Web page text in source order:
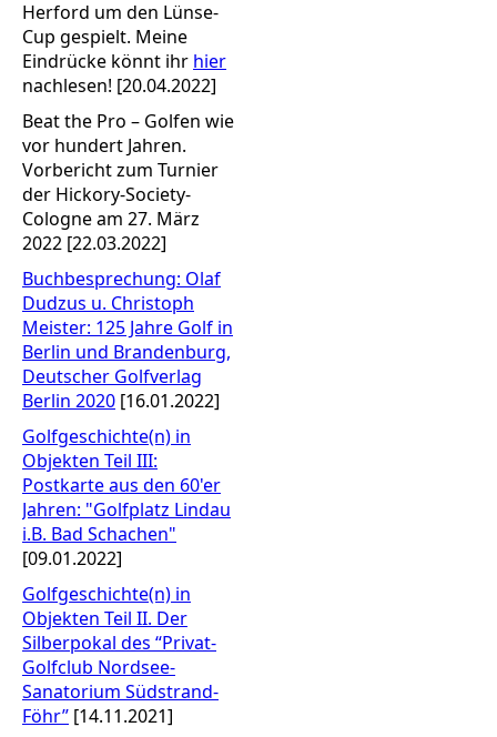
Herford um den Lünse-
Cup gespielt. Meine
Eindrücke könnt ihr hier
nachlesen! [20.04.2022]
Beat the Pro – Golfen wie
vor hundert Jahren.
Vorbericht zum Turnier
der Hickory-Society-
Cologne am 27. März
2022 [22.03.2022]
Buchbesprechung: Olaf
Dudzus u. Christoph
Meister: 125 Jahre Golf in
Berlin und Brandenburg,
Deutscher Golfverlag
Berlin 2020 [16.01.2022]
Golfgeschichte(n) in
Objekten Teil III:
Postkarte aus den 60'er
Jahren: "Golfplatz Lindau
i.B. Bad Schachen"
[09.01.2022]
Golfgeschichte(n) in
Objekten Teil II. Der
Silberpokal des “Privat-
Golfclub Nordsee-
Sanatorium Südstrand-
Föhr” [14.11.2021]